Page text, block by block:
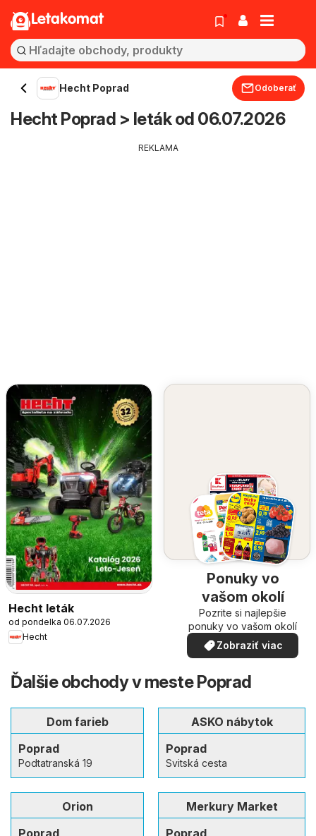
Letakomat
Hecht Poprad Odoberať
Hecht Poprad > leták od 06.07.2026
REKLAMA
Hecht leták
od pondelka 06.07.2026
Hecht
Ponuky vo
vašom okolí
Pozrite si najlepšie
ponuky vo vašom okolí
Zobraziť viac
Ďalšie obchody v meste Poprad
Dom farieb
Poprad
Podtatranská 19
ASKO nábytok
Poprad
Svitská cesta
Orion
Poprad
Merkury Market
Poprad